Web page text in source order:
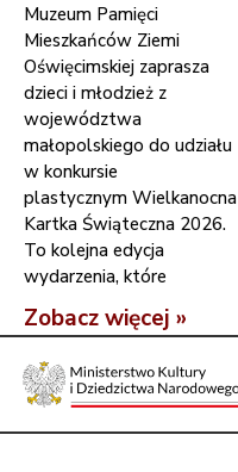
Muzeum Pamięci
Mieszkańców Ziemi
Oświęcimskiej zaprasza
dzieci i młodzież z
województwa
małopolskiego do udziału
w konkursie
plastycznym Wielkanocna
Kartka Świąteczna 2026.
To kolejna edycja
wydarzenia, które
Zobacz więcej »